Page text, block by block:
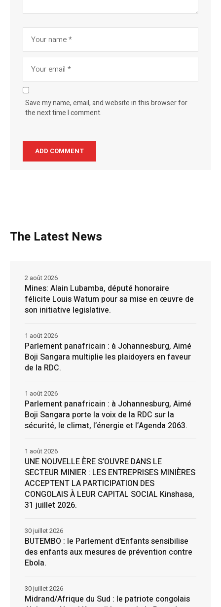
Save my name, email, and website in this browser for
the next time I comment.
The Latest News
Mines: Alain Lubamba, député honoraire
félicite Louis Watum pour sa mise en œuvre de
son initiative legislative.
2 août 2026
Parlement panafricain : à Johannesburg, Aimé
Boji Sangara multiplie les plaidoyers en faveur
de la RDC.
1 août 2026
Parlement panafricain : à Johannesburg, Aimé
Boji Sangara porte la voix de la RDC sur la
sécurité, le climat, l’énergie et l’Agenda 2063.
1 août 2026
UNE NOUVELLE ÈRE S’OUVRE DANS LE
SECTEUR MINIER : LES ENTREPRISES MINIÈRES
ACCEPTENT LA PARTICIPATION DES
CONGOLAIS À LEUR CAPITAL SOCIAL Kinshasa,
31 juillet 2026.
1 août 2026
BUTEMBO : le Parlement d’Enfants sensibilise
des enfants aux mesures de prévention contre
Ebola.
30 juillet 2026
Midrand/Afrique du Sud : le patriote congolais
30 juillet 2026